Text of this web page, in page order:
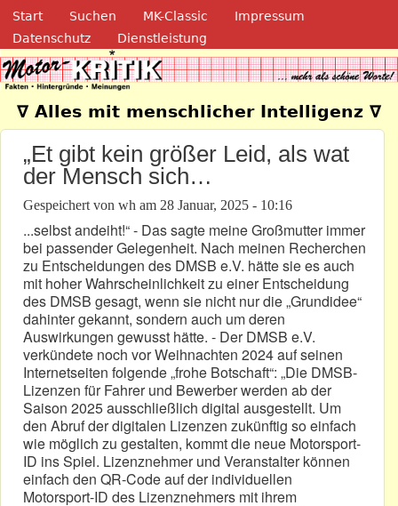
Direkt zum Inhalt
Navigation
Start Suchen MK-Classic
Impressum
Datenschutz
Dienstleistung
Motor-Kritik.de
∇ Alles mit menschlicher Intelligenz ∇
„Et gibt kein größer Leid, als wat
der Mensch sich…
Gespeichert von wh am 28 Januar, 2025 - 10:16
...selbst andeiht!“ - Das sagte meine Großmutter immer
bei passender Gelegenheit. Nach meinen Recherchen
zu Entscheidungen des DMSB e.V. hätte sie es auch
mit hoher Wahrscheinlichkeit zu einer Entscheidung
des DMSB gesagt, wenn sie nicht nur die „Grundidee“
dahinter gekannt, sondern auch um deren
Auswirkungen gewusst hätte. - Der DMSB e.V.
verkündete noch vor Weihnachten 2024 auf seinen
Internetseiten folgende „frohe Botschaft“: „Die DMSB-
Lizenzen für Fahrer und Bewerber werden ab der
Saison 2025 ausschließlich digital ausgestellt. Um
den Abruf der digitalen Lizenzen zukünftig so einfach
wie möglich zu gestalten, kommt die neue Motorsport-
ID ins Spiel. Lizenznehmer und Veranstalter können
einfach den QR-Code auf der individuellen
Motorsport-ID des Lizenznehmers mit ihrem